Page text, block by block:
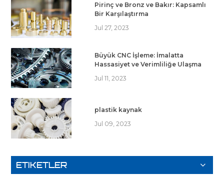
Pirinç ve Bronz ve Bakır: Kapsamlı
Bir Karşılaştırma
Jul 27, 2023
Büyük CNC İşleme: İmalatta
Hassasiyet ve Verimliliğe Ulaşma
Jul 11, 2023
plastik kaynak
Jul 09, 2023
ETIKETLER